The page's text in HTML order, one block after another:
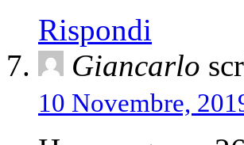
Rispondi
Giancarlo
10 Novembre,